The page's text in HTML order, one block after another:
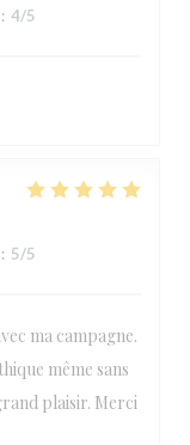
: 4/5
: 5/5
ma campagne.
même sans
plaisir. Merci